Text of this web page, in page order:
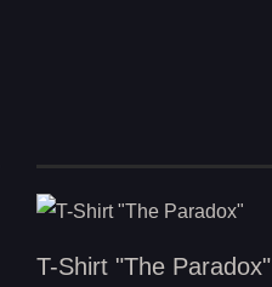
T-Shirt "The Paradox"